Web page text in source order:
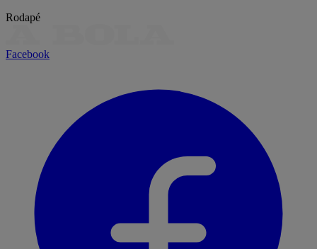
Rodapé
Facebook